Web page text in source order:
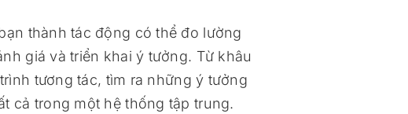
thành tác động có thể đo lường
giá và triển khai ý tưởng. Từ khâu
tương tác, tìm ra những ý tưởng
cả trong một hệ thống tập trung.